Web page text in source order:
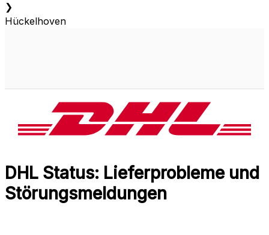
❯
Hückelhoven
DHL Status: Lieferprobleme und
Störungsmeldungen